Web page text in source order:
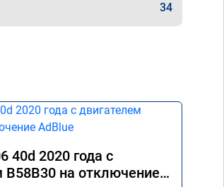
34
40d 2020 года с
B58B30 на отключение